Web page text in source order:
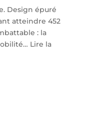
Design épuré
atteindre 452
: la
Lire la